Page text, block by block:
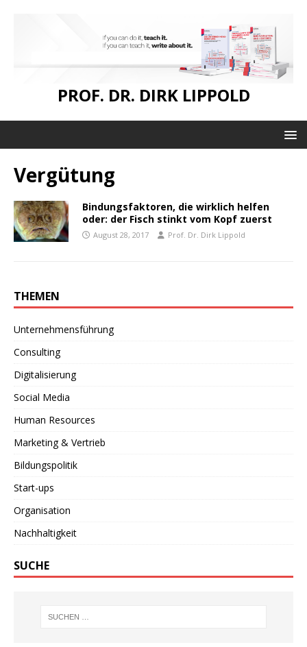
PROF. DR. DIRK LIPPOLD
Vergütung
Bindungsfaktoren, die wirklich helfen
oder: der Fisch stinkt vom Kopf zuerst
August 28, 2017 Prof. Dr. Dirk Lippold
THEMEN
Unternehmensführung
Consulting
Digitalisierung
Social Media
Human Resources
Marketing & Vertrieb
Bildungspolitik
Start-ups
Organisation
Nachhaltigkeit
SUCHE